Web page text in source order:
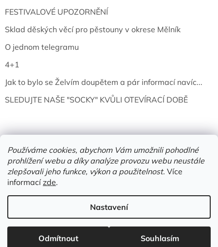
Používáme cookies, abychom Vám umožnili pohodlné
prohlížení webu a díky analýze provozu webu neustále
zlepšovali jeho funkce, výkon a použitelnost. Více
informacízde.
Nastavení
Odmítnout Souhlasím
FESTIVALOVÉ UPOZORNĚNÍ
Sklad děských věcí pro pěstouny v okrese Mělník
O jednom telegramu
4+1
Jak to bylo se Želvím doupětem a pár informací navíc...
SLEDUJTE NAŠE "SOCKY" KVŮLI OTEVÍRACÍ DOBĚ
Vytvořil Shoptet
Copyright 2026Želví doupě | knihy & vinyly | Mělník. Všechna
práva vyhrazena.
Upravit nastavení cookies